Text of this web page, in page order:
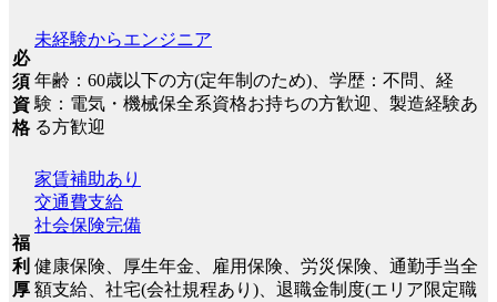
必
須
資
格
未経験からエンジニア
年齢：60歳以下の方(定年制のため)、学歴：不問、経
験：電気・機械保全系資格お持ちの方歓迎、製造経験あ
る方歓迎
福
利
厚
家賃補助あり
交通費支給
社会保険完備
健康保険、厚生年金、雇用保険、労災保険、通勤手当全
額支給、社宅(会社規程あり)、退職金制度(エリア限定職